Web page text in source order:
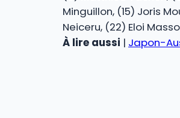
Minguillon, (15) Joris
Neiceru, (22) Eloi
À lire aussi | Japon-